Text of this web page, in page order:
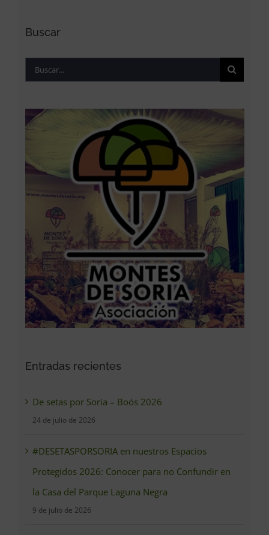
Buscar
Buscar:
Entradas recientes
De setas por Soria – Boós 2026
24 de julio de 2026
#DESETASPORSORIA en nuestros Espacios
Protegidos 2026: Conocer para no Confundir en
la Casa del Parque Laguna Negra
9 de julio de 2026